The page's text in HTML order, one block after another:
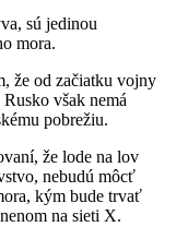
sú jedinou
mora.
že od začiatku vojny
však nemá
pobrežiu.
že lode na lov
nebudú môcť
kým bude trvať
na sieti X.